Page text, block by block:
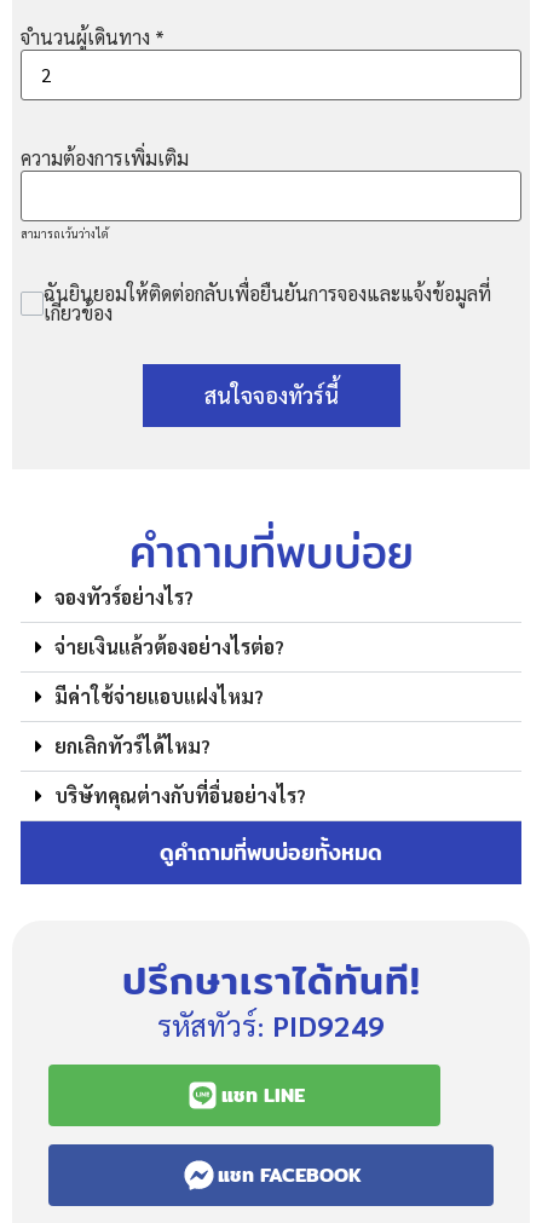
จำนวนผู้เดินทาง *
ความต้องการเพิ่มเติม
สามารถเว้นว่างได้
ฉันยินยอมให้ติดต่อกลับเพื่อยืนยันการจองและแจ้งข้อมูลที่
เกี่ยวข้อง
สนใจจองทัวร์นี้
คำถามที่พบบ่อย
จองทัวร์อย่างไร?
จ่ายเงินแล้วต้องอย่างไรต่อ?
มีค่าใช้จ่ายแอบแฝงไหม?
ยกเลิกทัวร์ได้ไหม?
บริษัทคุณต่างกับที่อื่นอย่างไร?
ดูคำถามที่พบบ่อยทั้งหมด
ปรึกษาเราได้ทันที!
รหัสทัวร์: PID9249
แชท LINE
แชท FACEBOOK